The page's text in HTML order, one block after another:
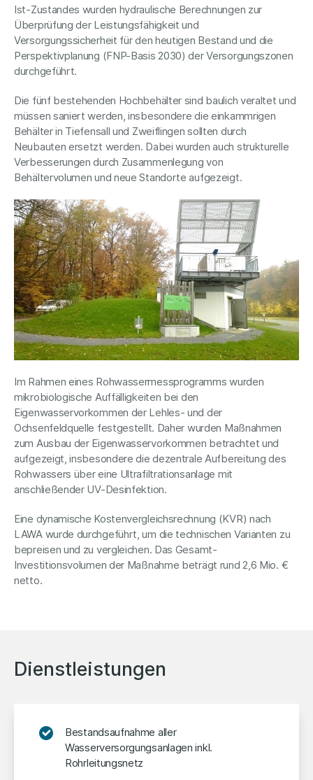
Ist-Zustandes wurden hydraulische Berechnungen zur
Überprüfung der Leistungsfähigkeit und
Versorgungssicherheit für den heutigen Bestand und die
Perspektivplanung (FNP-Basis 2030) der Versorgungszonen
durchgeführt.
Die fünf bestehenden Hochbehälter sind baulich veraltet und
müssen saniert werden, insbesondere die einkammrigen
Behälter in Tiefensall und Zweiflingen sollten durch
Neubauten ersetzt werden. Dabei wurden auch strukturelle
Verbesserungen durch Zusammenlegung von
Behältervolumen und neue Standorte aufgezeigt.
Im Rahmen eines Rohwassermessprogramms wurden
mikrobiologische Auffälligkeiten bei den
Eigenwasservorkommen der Lehles- und der
Ochsenfeldquelle festgestellt. Daher wurden Maßnahmen
zum Ausbau der Eigenwasservorkommen betrachtet und
aufgezeigt, insbesondere die dezentrale Aufbereitung des
Rohwassers über eine Ultrafiltrationsanlage mit
anschließender UV-Desinfektion.
Eine dynamische Kostenvergleichsrechnung (KVR) nach
LAWA wurde durchgeführt, um die technischen Varianten zu
bepreisen und zu vergleichen. Das Gesamt-
Investitionsvolumen der Maßnahme beträgt rund 2,6 Mio. €
netto.
Dienstleistungen
Bestandsaufnahme aller
Wasserversorgungsanlagen inkl.
Rohrleitungsnetz